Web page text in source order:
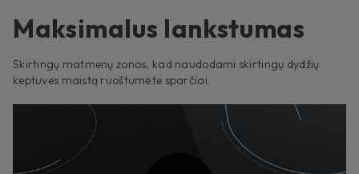
Maksimalus lankstumas
Skirtingų matmenų zonos, kad naudodami skirtingų dydžių
keptuves maistą ruoštumėte sparčiai.